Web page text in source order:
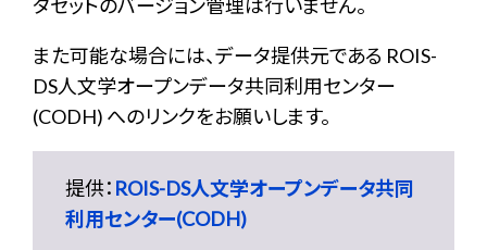
タセットのバージョン管理は行いません。
また可能な場合には、データ提供元である ROIS-
DS人文学オープンデータ共同利用センター
(CODH) へのリンクをお願いします。
提供： ROIS-DS人文学オープンデータ共同
利用センター(CODH)